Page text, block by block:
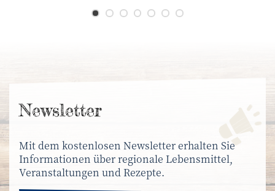
News­letter
Mit dem kostenlosen Newsletter erhalten Sie
Informationen über regionale Lebensmittel,
Veranstaltungen und Rezepte.